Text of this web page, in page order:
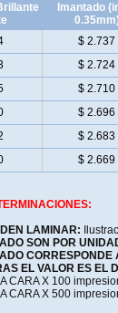
Imantado
$ 2.737
$ 2.724
$ 2.710
$ 2.696
$ 2.683
$ 2.669
LAMINAR:
SON POR
EL VALOR ES EL
CARA X 100
CARA X 500